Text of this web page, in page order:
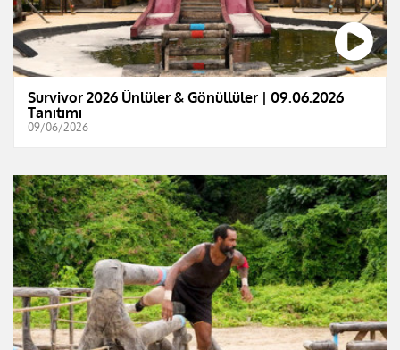
Survivor 2026 Ünlüler & Gönüllüler | 09.06.2026
Tanıtımı
09/06/2026